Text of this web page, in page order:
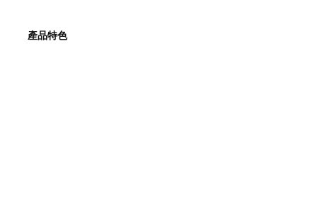
產品特色